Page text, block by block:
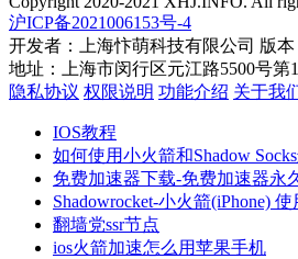
沪ICP备2021006153号-4
开发者：上海忭萌科技有限公司 版本
地址：上海市闵行区元江路5500号第
隐私协议 权限说明 功能介绍 关于我
IOS教程
如何使用小火箭和Shadow
免费加速器下载-免费加速器永
Shadowrocket-小火箭(iPhone)
翻墙党ssr节点
ios火箭加速怎么用苹果手机